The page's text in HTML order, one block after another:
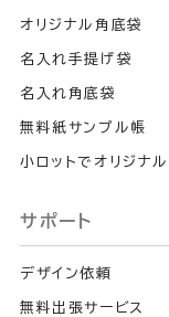
オリジナル角底袋
名入れ手提げ袋
名入れ角底袋
無料紙サンプル帳
小ロットでオリジナ
サポート
デザイン依頼
無料出張サービス